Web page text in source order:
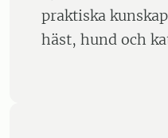
praktiska
häst, hund och